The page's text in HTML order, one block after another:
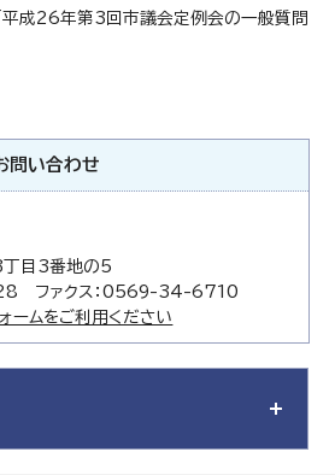
平成26年第3回市議会定例会の一般質問
問い合わせ
丁目3番地の5
ファクス：0569-34-6710
ームをご利用ください